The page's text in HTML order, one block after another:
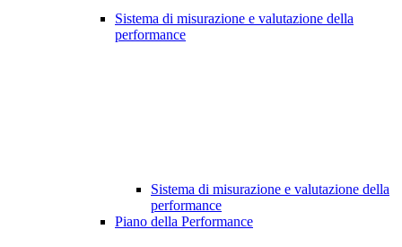
Sistema di misurazione e valutazione della
performance
Sistema di misurazione e valutazione della
performance
Piano della Performance